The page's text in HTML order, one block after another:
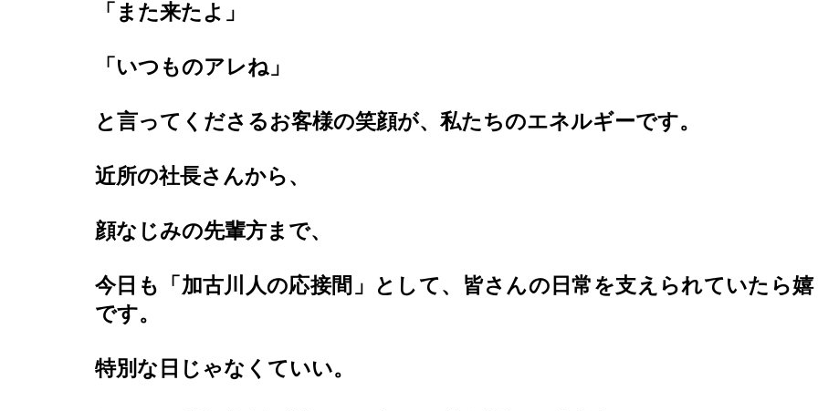
「また来たよ」
「いつものアレね」
と言ってくださるお客様の笑顔が、私たちのエネルギーです。
近所の社長さんから、
顔なじみの先輩方まで、
今日も「加古川人の応接間」として、皆さんの日常を支えられていたら
です。
特別な日じゃなくていい。